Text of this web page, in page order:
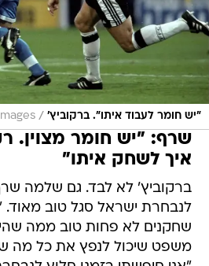
"יש חומר לעבוד איתו". ברקוביץ' /
שרף: "יש חומר מצוין.
איך לשחק איתו"
ברקוביץ' לא לבד. גם שלמה
לנבחרת ישראל סגל טוב מאוד.
שחקנים לא פחות טוב ממה
משפט שיכול לנפץ את כל מה